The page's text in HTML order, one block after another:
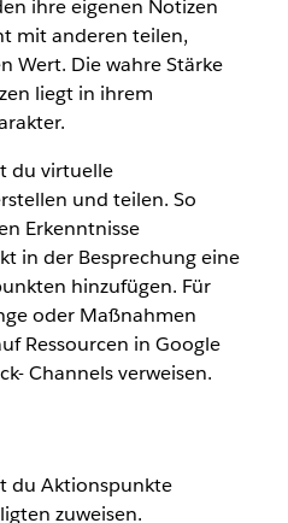
ihre eigenen Notizen
mit anderen teilen,
Wert. Die wahre Stärke
liegt in ihrem
du virtuelle
und teilen. So
Erkenntnisse
in der Besprechung eine
hinzufügen. Für
oder Maßnahmen
Ressourcen in Google
Channels verweisen.
du Aktionspunkte
zuweisen.